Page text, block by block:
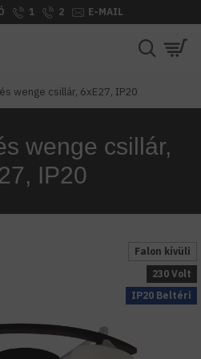
1 2 E-MAIL
wenge csillár, 6xE27, IP20
wenge csillár,
IP20
Falon kívüli
IP20 Beltéri
230 Volt